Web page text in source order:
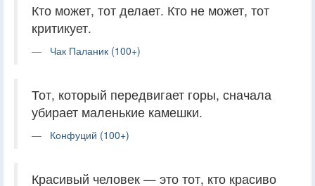
Кто может, тот делает. Кто не может, тот
критикует.
Чак Паланик (100+)
Тот, который передвигает горы, сначала
убирает маленькие камешки.
Конфуций (100+)
Красивый человек — это тот, кто красиво